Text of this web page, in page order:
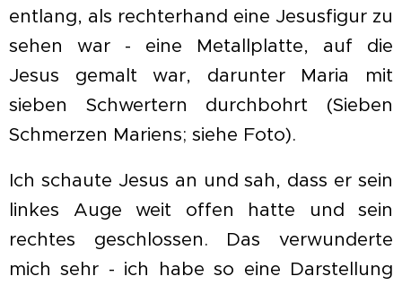
entlang, als rechterhand eine Jesusfigur zu
sehen war - eine Metallplatte, auf die
Jesus gemalt war, darunter Maria mit
sieben Schwertern durchbohrt (Sieben
Schmerzen Mariens; siehe Foto).
Ich schaute Jesus an und sah, dass er sein
linkes Auge weit offen hatte und sein
rechtes geschlossen. Das verwunderte
mich sehr - ich habe so eine Darstellung